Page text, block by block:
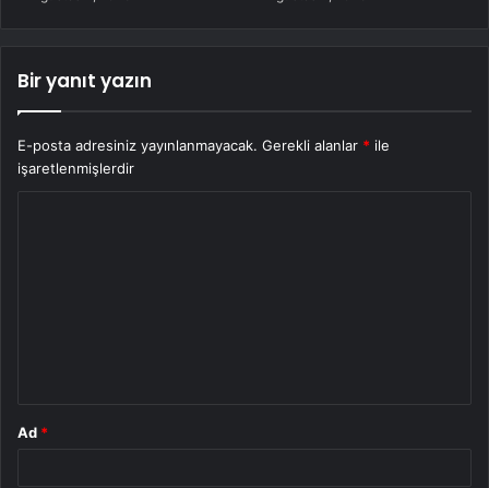
Bir yanıt yazın
E-posta adresiniz yayınlanmayacak. Gerekli alanlar * ile
işaretlenmişlerdir
Ad *